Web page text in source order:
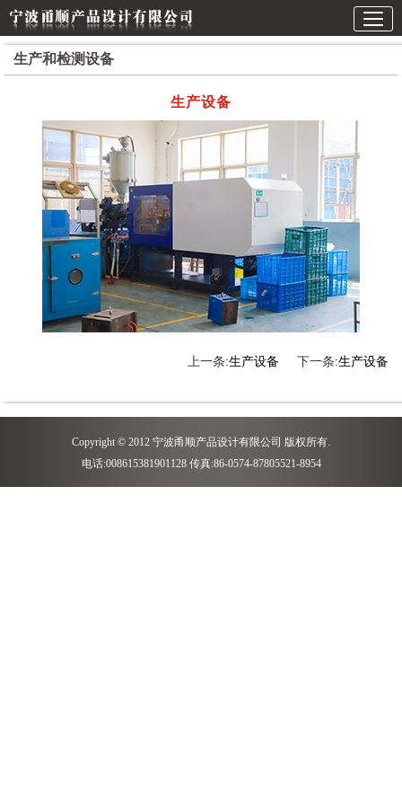
生产和检测设备
生产设备
下一条:生产设备
上一条:生产设备
Copyright © 2012 宁波甬顺产品设计有限公司 版权所有.
电话:008615381901128 传真:86-0574-87805521-8954